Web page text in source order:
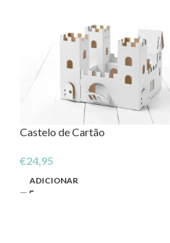
Castelo de Cartão
€24,95
ADICIONAR